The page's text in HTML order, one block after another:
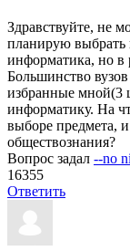
Здравствуйте, не
планирую выбрать
информатика, но
Большинство
избранные мной(3
информатику. На
выборе предмета,
обществознания?
Вопрос задал --no
16355
Ответить